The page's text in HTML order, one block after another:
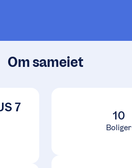
Om sameiet
7
10
Boliger